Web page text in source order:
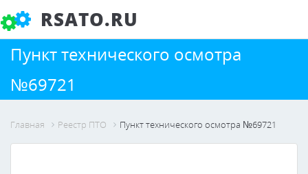
RSATO.RU
Пункт технического осмотра
№69721
Главная Реестр ПТО Пункт технического осмотра №69721